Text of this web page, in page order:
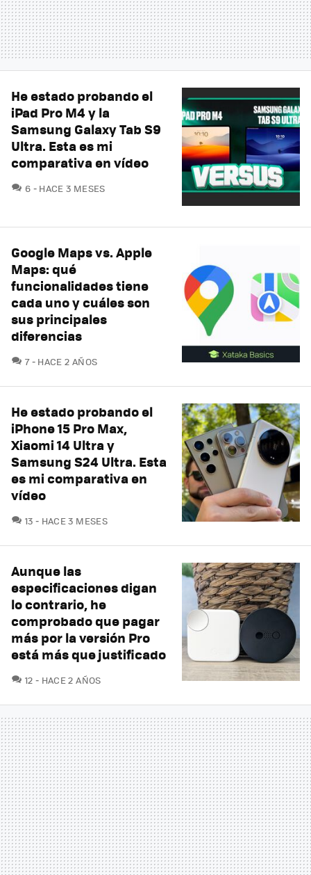
He estado probando el
iPad Pro M4 y la
Samsung Galaxy Tab S9
Ultra. Esta es mi
comparativa en vídeo
6 COMENTARIOS
HACE 3 MESES
Google Maps vs. Apple
Maps: qué
funcionalidades tiene
cada uno y cuáles son
sus principales
diferencias
7COMENTARIOS
HACE 2 AÑOS
He estado probando el
iPhone 15 Pro Max,
Xiaomi 14 Ultra y
Samsung S24 Ultra. Esta
es mi comparativa en
vídeo
13 COMENTARIOS
HACE 3 MESES
Aunque las
especificaciones digan
lo contrario, he
comprobado que pagar
más por la versión Pro
está más que justificado
12 COMENTARIOS
HACE 2 AÑOS